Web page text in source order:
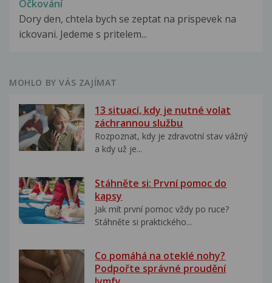
Očkování
Dory den, chtela bych se zeptat na prispevek na
ickovani. Jedeme s pritelem...
MOHLO BY VÁS ZAJÍMAT
13 situací, kdy je nutné volat
záchrannou službu
Rozpoznat, kdy je zdravotní stav vážný
a kdy už je...
Stáhněte si: První pomoc do
kapsy
Jak mít první pomoc vždy po ruce?
Stáhněte si praktického...
Co pomáhá na oteklé nohy?
Podpořte správné proudění